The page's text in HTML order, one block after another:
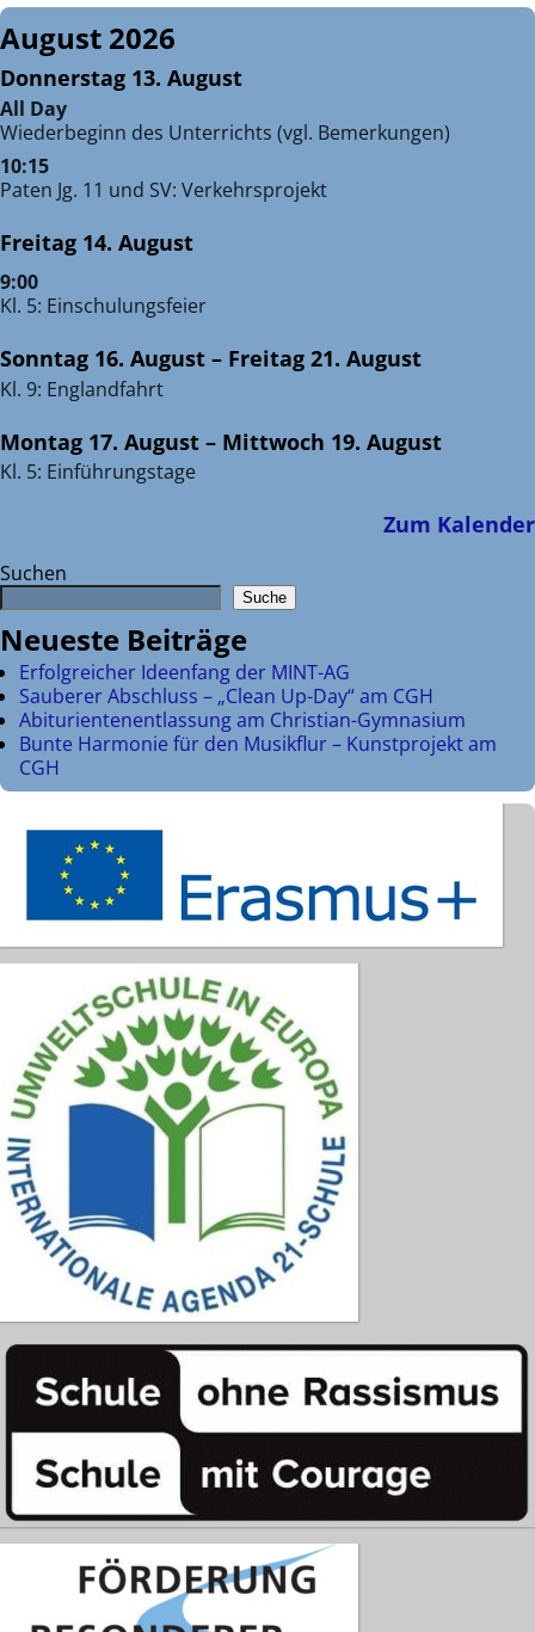
August 2026
Donnerstag 13. August
All Day
Wiederbeginn des Unterrichts (vgl. Bemerkungen)
10:15
Paten Jg. 11 und SV: Verkehrsprojekt
Freitag 14. August
9:00
Kl. 5: Einschulungsfeier
Sonntag 16. August – Freitag 21. August
Kl. 9: Englandfahrt
Montag 17. August – Mittwoch 19. August
Kl. 5: Einführungstage
Zum Kalender
Suchen
Suche
Neueste Beiträge
Erfolgreicher Ideenfang der MINT-AG
Sauberer Abschluss – „Clean Up-Day“ am CGH
Abiturientenentlassung am Christian-Gymnasium
Bunte Harmonie für den Musikflur – Kunstprojekt am
CGH